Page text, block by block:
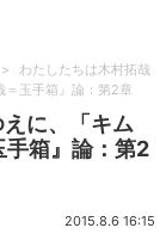
>
わたしたちは木村拓哉
玉手箱』論：第2章
に、「キム
箱』論：第2
2015.8.6 16:15